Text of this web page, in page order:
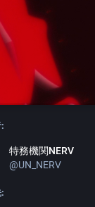
特務機関NERV
@UN_NERV